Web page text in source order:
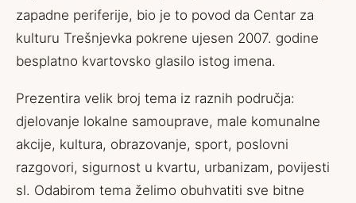
zapadne periferije, bio je to povod da Centar za
kulturu Trešnjevka pokrene ujesen 2007. godine
besplatno kvartovsko glasilo istog imena.
Prezentira velik broj tema iz raznih područja:
djelovanje lokalne samouprave, male komunalne
akcije, kultura, obrazovanje, sport, poslovni
razgovori, sigurnost u kvartu, urbanizam, povijesti
sl. Odabirom tema želimo obuhvatiti sve bitne